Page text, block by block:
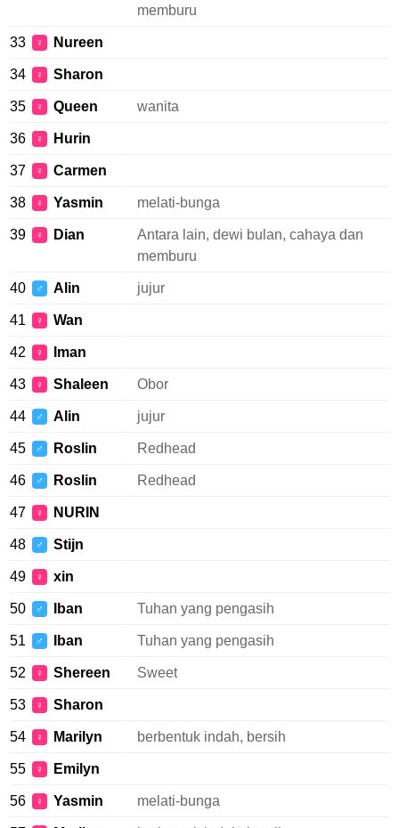
memburu
33 ♀ Nureen
34 ♀ Sharon
35 ♀ Queen wanita
36 ♀ Hurin
37 ♀ Carmen
38 ♀ Yasmin melati-bunga
39 ♀ Dian
Antara lain, dewi bulan, cahaya dan
memburu
40 ♂ Alin jujur
41 ♀ Wan
42 ♀ Iman
43 ♀ Shaleen Obor
44 ♂ Alin jujur
45 ♂ Roslin Redhead
46 ♂ Roslin Redhead
47 ♀ NURIN
48 ♂ Stijn
49 ♀ xin
50 ♂ Iban Tuhan yang pengasih
51 ♂ Iban Tuhan yang pengasih
52 ♀ Shereen Sweet
53 ♀ Sharon
54 ♀ Marilyn berbentuk indah, bersih
55 ♀ Emilyn
56 ♀ Yasmin melati-bunga